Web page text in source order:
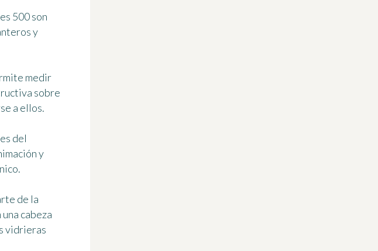
500 son
y
medir
sobre
a ellos.
del
y
de la
cabeza
vidrieras